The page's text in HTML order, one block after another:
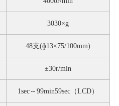
3030×g
48支(ɸ13×75/100mm)
±30r/min
1sec～ 99min59sec（LCD）